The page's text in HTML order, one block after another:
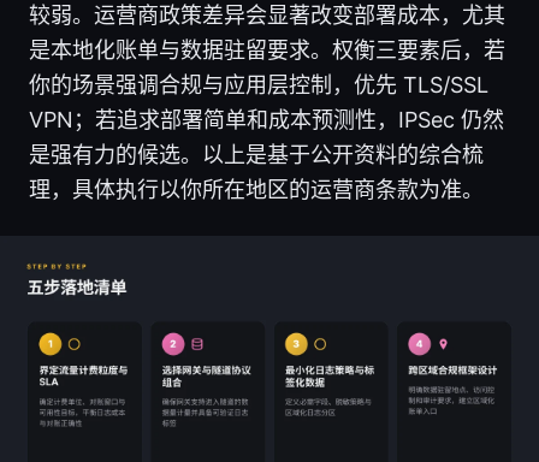
较弱。运营商政策差异会显著改变部署成本，尤其
是本地化账单与数据驻留要求。权衡三要素后，若
你的场景强调合规与应用层控制，优先 TLS/SSL
VPN；若追求部署简单和成本预测性，IPSec 仍然
是强有力的候选。以上是基于公开资料的综合梳
理，具体执行以你所在地区的运营商条款为准。